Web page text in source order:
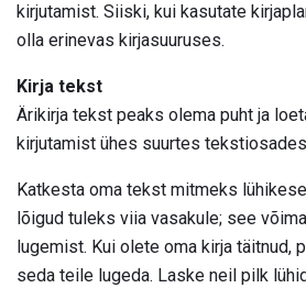
kirjutamist. Siiski, kui kasutate
olla erinevas kirjasuuruses.
Kirja tekst
Ärikirja tekst peaks olema puht ja
kirjutamist ühes suurtes
Katkesta oma tekst mitmeks
lõigud tuleks viia vasakule; see
lugemist. Kui olete oma kirja täitnud,
seda teile lugeda. Laske neil pilk